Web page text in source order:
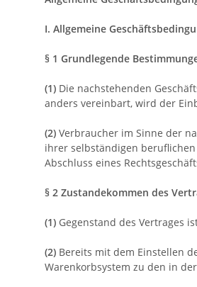
I. Allgemeine
§ 1 Grundlegende
(1) Die nachstehenden
anders vereinbart, wird der
(2) Verbraucher im Sinne der
ihrer selbständigen
Abschluss eines
§ 2 Zustandekommen des
(1) Gegenstand des Vertrages
(2) Bereits mit dem Einstellen
Warenkorbsystem zu den in